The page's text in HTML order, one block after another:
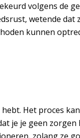
volgens de
wetende dat
kunnen
Het proces
je je geen